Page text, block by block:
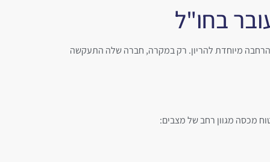
בחו"ל
הרחבה מיוחדת להריון. רק במקרה, חברה שלה התעקשה
מכסה מגוון רחב של מצבים: